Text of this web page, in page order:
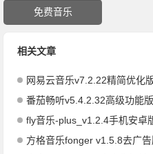
免费音乐
相关文章
网易云音乐v7.2.22精简优化
番茄畅听v5.4.2.32高级功能
fly音乐-plus_v1.2.4手机安卓
方格音乐fonger v1.5.8去广告